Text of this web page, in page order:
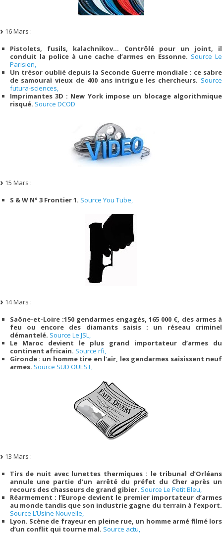
16 Mars :
Pistolets, fusils, kalachnikov… Contrôlé pour un joint, il
conduit la police à une cache d’armes en Essonne. Source Le
Parisien,
Un trésor oublié depuis la Seconde Guerre mondiale : ce sabre
de samouraï vieux de 400 ans intrigue les chercheurs. Source
futura-sciences,
Imprimantes 3D : New York impose un blocage algorithmique
risqué. Source DCOD
15 Mars :
S & W N° 3 Frontier 1. Source You Tube,
14 Mars :
Saône-et-Loire :150 gendarmes engagés, 165 000 €, des armes à
feu ou encore des diamants saisis : un réseau criminel
démantelé. Source Le JSL,
Le Maroc devient le plus grand importateur d’armes du
continent africain. Source rfi,
Gironde : un homme tire en l’air, les gendarmes saisissent neuf
armes. Source SUD OUEST,
13 Mars :
Tirs de nuit avec lunettes thermiques : le tribunal d’Orléans
annule une partie d’un arrêté du préfet du Cher après un
recours des chasseurs de grand gibier. Source Le Petit Bleu,
Réarmement : l’Europe devient le premier importateur d’armes
au monde tandis que son industrie gagne du terrain à l’export.
Source L’Usine Nouvelle,
Lyon. Scène de frayeur en pleine rue, un homme armé filmé lors
d’un conflit qui tourne mal. Source actu,